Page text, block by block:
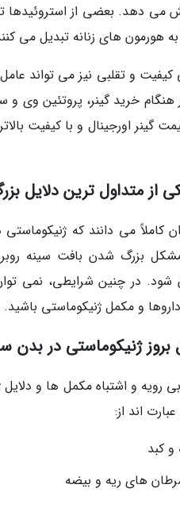
می دهد. بعضی از
هورمون های زنانه تبدیل می
و تقلبی نیز می تواند عامل
خرید گینر، پروتئین وی و
گینر اورجینال و با کیفیت
از متداول ترین دلایل
کاملاً می دانند که
مشکل بزرگ شدن بافت سینه
شود. در چنین شرایطی، نمی
و مکمل ژنیکوماستی باشید.
بروز ژنیکوماستی در بدن
و اشتباه مکمل ها و دلایل
اند از:
و کبد
های ریه و بیضه